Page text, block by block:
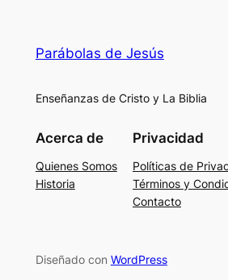
Parábolas de Jesús
Enseñanzas de Cristo y La Biblia
Acerca de
Quienes Somos
Historia
Privacidad
Políticas de
Términos y
Contacto
Diseñado con WordPress